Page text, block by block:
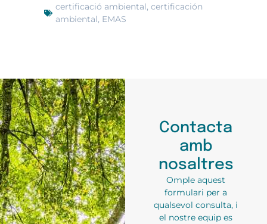
certificació ambiental,certificación
ambiental, EMAS
Contacta
amb
nosaltres
Omple aquest
formulari per a
qualsevol consulta, i
el nostre equip es